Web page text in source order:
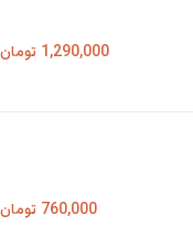
1,290,000 تومان
760,000 تومان